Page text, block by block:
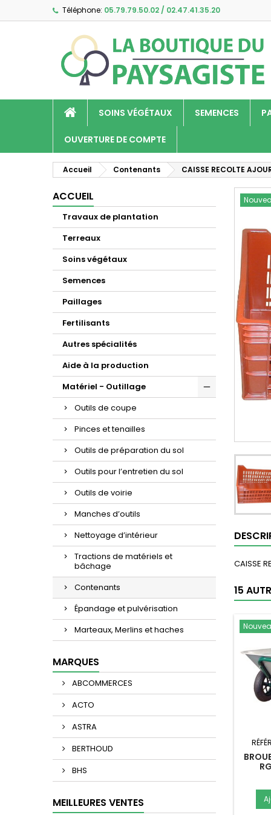
Téléphone: 05.79.79.50.02 / 02.47.41.35.20
SOINS VÉGÉTAUX SEMENCES
OUVERTURE DE COMPTE
Accueil Contenants CAISSE RECOLTE
ACCUEIL
Travaux de plantation
Terreaux
Soins végétaux
Semences
Paillages
Fertilisants
Autres spécialités
Aide à la production
Matériel - Outillage
Outils de coupe
Pinces et tenailles
Outils de préparation du sol
Outils pour l’entretien du sol
Outils de voirie
Manches d’outils
Nettoyage d’intérieur
Tractions de matériels et
bâchage
Contenants
Épandage et pulvérisation
Marteaux, Merlins et haches
MARQUES
ABCOMMERCES
ACTO
ASTRA
BERTHOUD
BHS
MEILLEURES VENTES
CAISSE
15
add_circle_outline